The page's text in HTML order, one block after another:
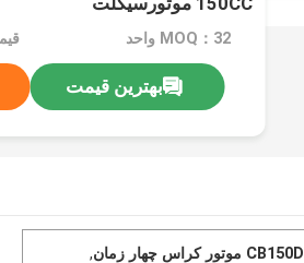
MOQ：32 واحد
بهترین قیمت
CB150D موتور کراس چهار زمان
,